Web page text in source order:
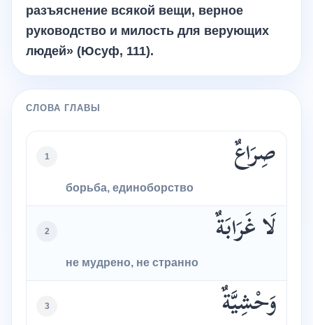
разъяснение всякой вещи, верное
руководство и милость для верующих
людей» (Юсуф, 111).
СЛОВА ГЛАВЫ
1 صِرَاعٌ
борьба, единоборство
2 لَا غَرَابَةٌ
не мудрено, не странно
3 وَحْشِيَّةٌ